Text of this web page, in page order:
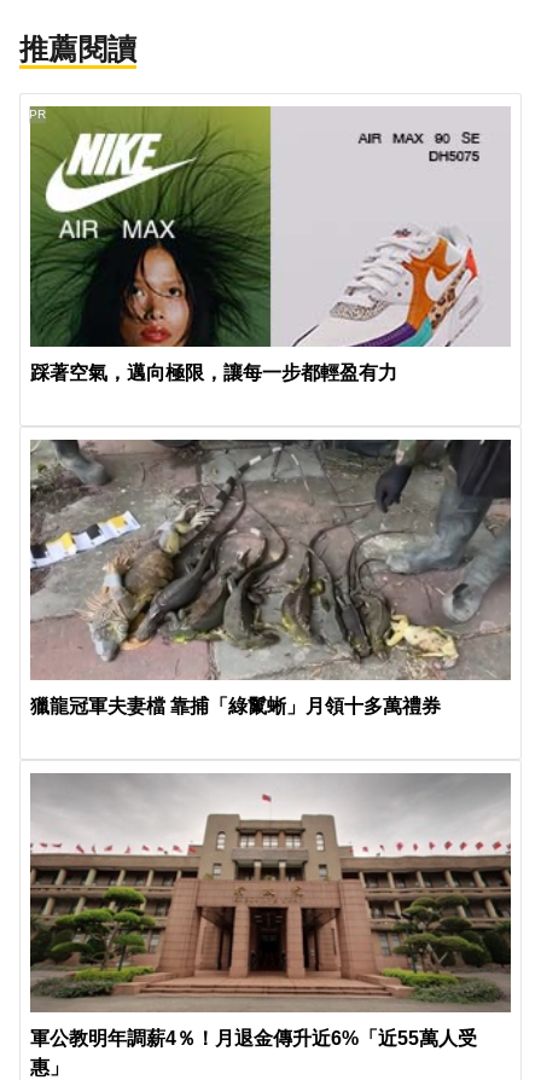
推薦閱讀
踩著空氣，邁向極限，讓每一步都輕盈有力
PR
獵龍冠軍夫妻檔 靠捕「綠鬣蜥」月領十多萬禮券
軍公教明年調薪4％！月退金傳升近6%「近55萬人受
惠」